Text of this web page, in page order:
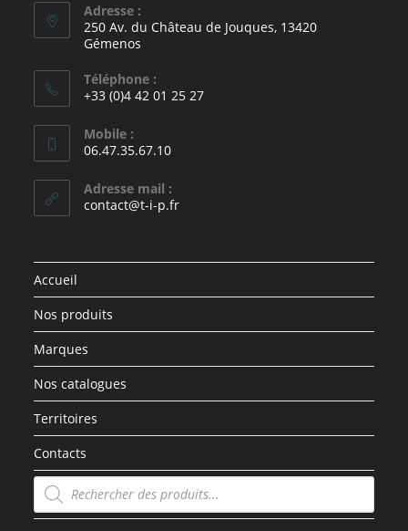
Adresse :
250 Av. du Château de Jouques, 13420
Gémenos
Téléphone :
+33 (0)4 42 01 25 27
Mobile :
06.47.35.67.10
Adresse mail :
contact@t-i-p.fr
Accueil
Nos produits
Marques
Nos catalogues
Territoires
Contacts
Recherche
de
produits